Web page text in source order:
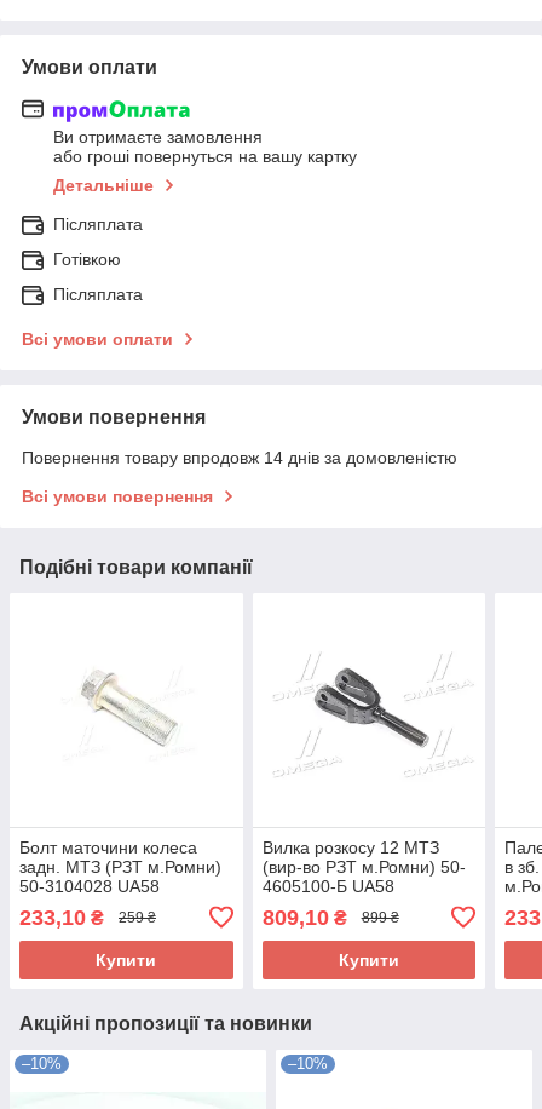
Умови оплати
Ви отримаєте замовлення
або гроші повернуться на вашу картку
Детальніше
Післяплата
Готівкою
Післяплата
Всі умови оплати
Умови повернення
Повернення товару впродовж 14 днів за домовленістю
Всі умови повернення
Подібні товари компанії
Болт маточини колеса
задн. МТЗ (РЗТ м.Ромни)
50-3104028 UA58
233,10 ₴ 259 ₴
Купити
Вилка розкосу 12 МТЗ
(вир-во РЗТ м.Ромни) 50-
4605100-Б UA58
809,10₴ 899 ₴
Купити
в
Акційні пропозиції та новинки
–10% –10%